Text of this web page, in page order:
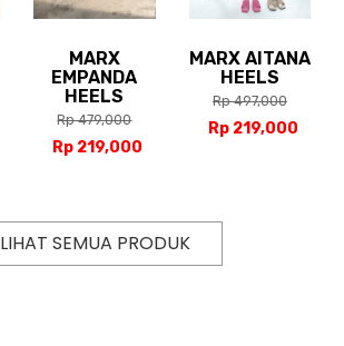
MARX
EMPANDA
HEELS
Rp 479,000
Rp 219,000
MARX AITANA
HEELS
Rp 497,000
Rp 219,000
LIHAT SEMUA PRODUK